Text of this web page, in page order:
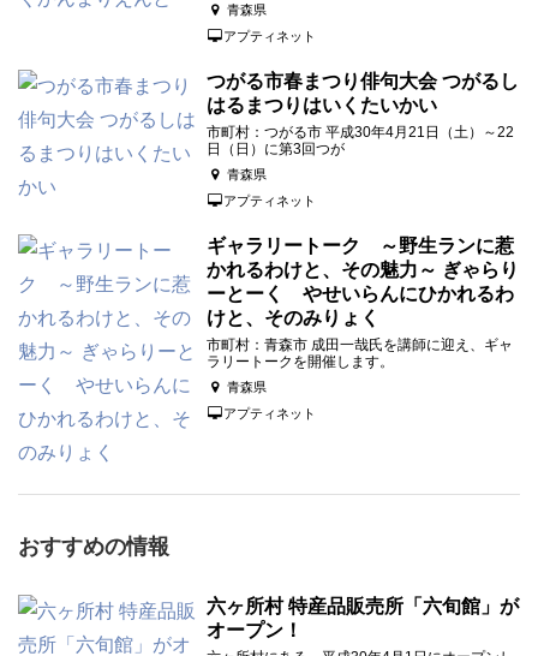
青森県
アプティネット
つがる市春まつり俳句大会 つがるし
はるまつりはいくたいかい
市町村：つがる市 平成30年4月21日（土）～22
日（日）に第3回つが
青森県
アプティネット
ギャラリートーク ～野生ランに惹
かれるわけと、その魅力～ ぎゃらり
ーとーく やせいらんにひかれるわ
けと、そのみりょく
市町村：青森市 成田一哉氏を講師に迎え、ギャ
ラリートークを開催します。
青森県
アプティネット
おすすめの情報
六ヶ所村 特産品販売所「六旬館」が
オープン！